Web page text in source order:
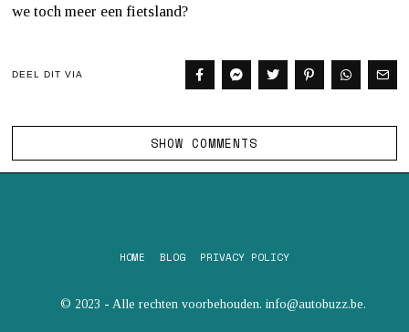
we toch meer een fietsland?
DEEL DIT VIA
SHOW COMMENTS
HOME BLOG PRIVACY POLICY
© 2023 - Alle rechten voorbehouden. info@autobuzz.be.